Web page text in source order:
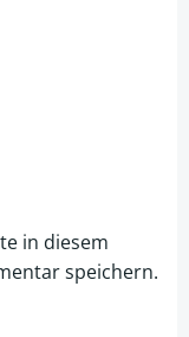
in diesem
speichern.